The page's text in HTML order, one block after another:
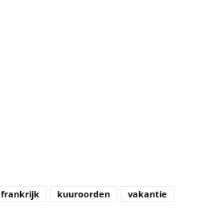
frankrijk kuuroorden vakantie